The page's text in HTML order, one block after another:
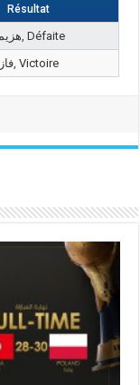
Résultat
هزيمة, Défaite
فاز, Victoire